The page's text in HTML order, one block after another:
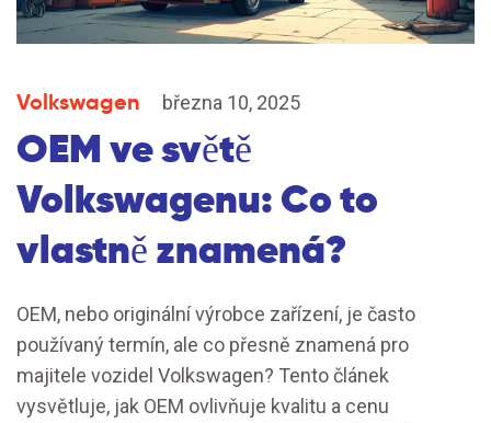
Volkswagen března 10, 2025
OEM ve světě
Volkswagenu: Co to
vlastně znamená?
OEM, nebo originální výrobce zařízení, je často
používaný termín, ale co přesně znamená pro
majitele vozidel Volkswagen? Tento článek
vysvětluje, jak OEM ovlivňuje kvalitu a cenu